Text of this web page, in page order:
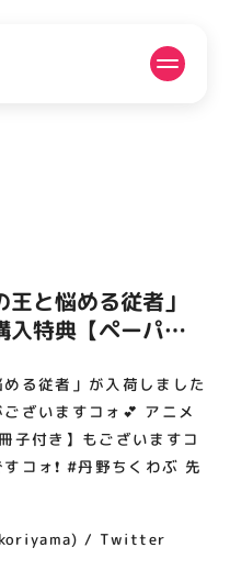
営業時間
RECRUIT
スタッフ募集
王と悩める従者」
入特典【ペーパ
き】もございます
売中ですコォ❗️ #
る従者」が入荷しました
ざいますコォ💕 アニメ
子付き】もございますコ
コォ❗️ #丹野ちくわぶ 先
/ Twitter